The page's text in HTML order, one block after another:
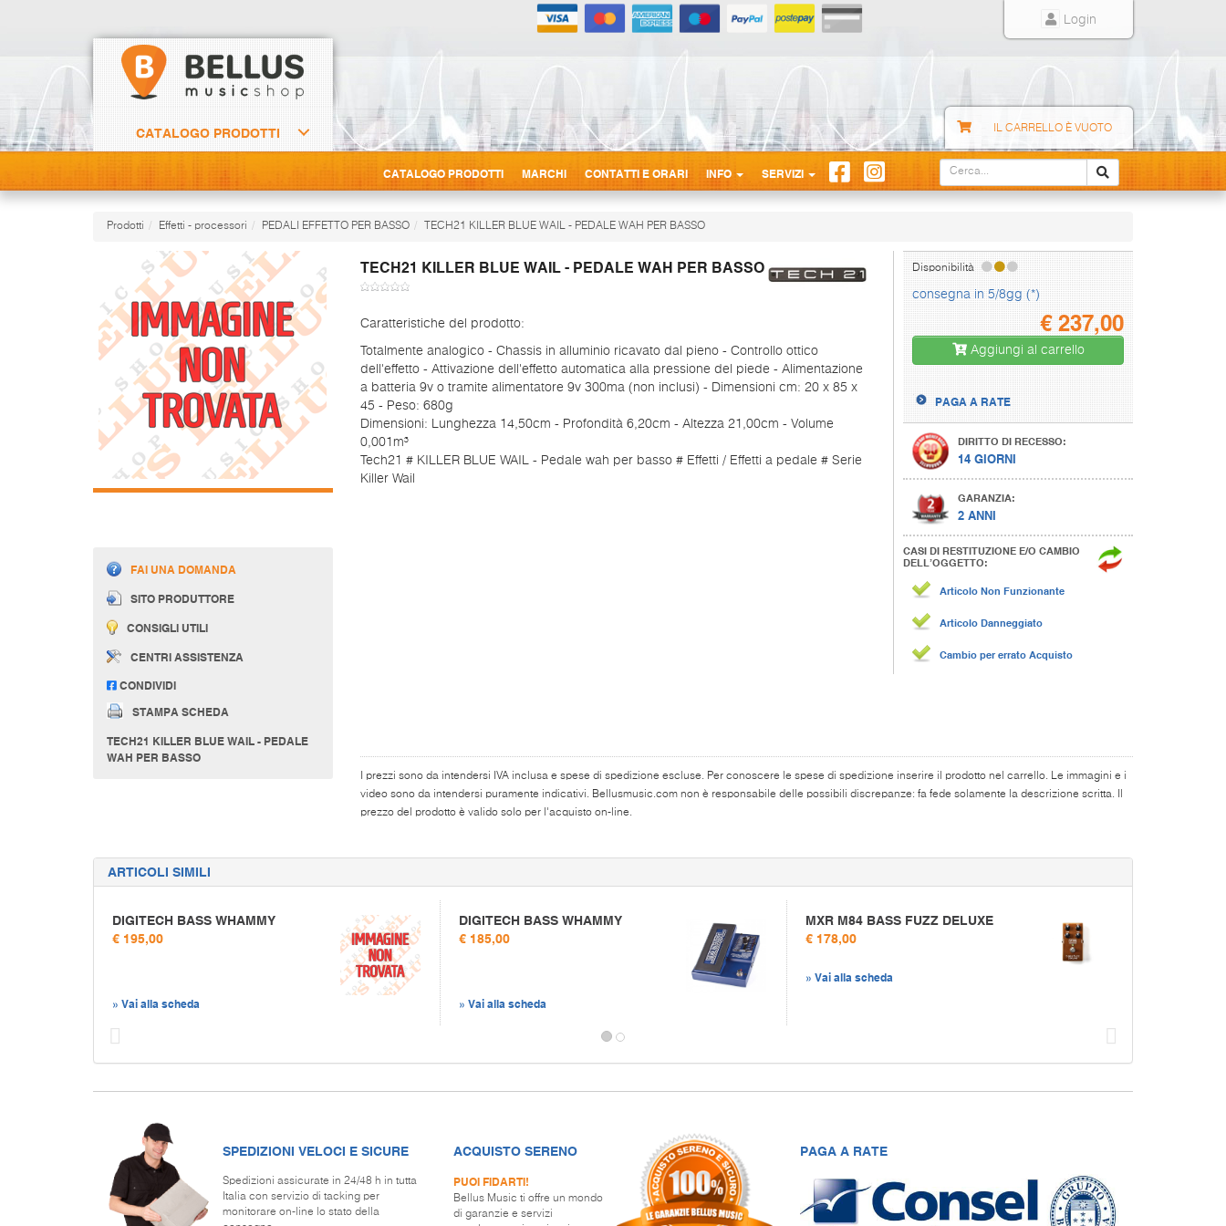
Login
CATALOGO PRODOTTI IL CARRELLO È VUOTO
CATALOGO PRODOTTI MARCHI CONTATTI E ORARI INFO SERVIZI
Prodotti Effetti - processori PEDALI EFFETTO PER BASSO TECH21 KILLER BLUE WAIL - PEDALE WAH PER BASSO
TECH21 KILLER BLUE WAIL - PEDALE WAH PER BASSO
FAI UNA DOMANDA
SITO PRODUTTORE
CONSIGLI UTILI
CENTRI ASSISTENZA
CONDIVIDI
STAMPA SCHEDA
TECH21 KILLER BLUE WAIL - PEDALE
WAH PER BASSO
Caratteristiche del prodotto:
Totalmente analogico - Chassis in alluminio ricavato dal pieno - Controllo ottico
dell'effetto - Attivazione dell'effetto automatica alla pressione del piede - Alimentazione
a batteria 9v o tramite alimentatore 9v 300ma (non inclusi) - Dimensioni cm: 20 x 85 x
45 - Peso: 680g
Dimensioni: Lunghezza 14,50cm - Profondità 6,20cm - Altezza 21,00cm - Volume
0,001m³
Tech21 # KILLER BLUE WAIL - Pedale wah per basso # Effetti / Effetti a pedale # Serie
Killer Wail
Disponibilità
consegna in 5/8gg (*)
€237,00
Aggiungi al carrello
PAGA A RATE
DIRITTO DI RECESSO:
14 GIORNI
GARANZIA:
2 ANNI
CASI DI RESTITUZIONE E/O CAMBIO
DELL’OGGETTO:
Articolo Non Funzionante
Articolo Danneggiato
Cambio per errato Acquisto
I prezzi sono da intendersi IVA inclusa e spese di spedizione escluse. Per conoscere le spese di spedizione inserire il prodotto nel carrello. Le immagini e i
video sono da intendersi puramente indicativi. Bellusmusic.com non è responsabile delle possibili discrepanze: fa fede solamente la descrizione scritta. Il
prezzo del prodotto è valido solo per l'acquisto on-line.
ARTICOLI SIMILI
DIGITECH BASS WHAMMY
€ 195,00
» Vai alla scheda
DIGITECH BASS WHAMMY
€ 185,00
» Vai alla scheda
MXR M84 BASS FUZZ DELUXE
€ 178,00
» Vai alla scheda
SPEDIZIONI VELOCI E SICURE
Spedizioni assicurate in 24/48 h in tutta
Italia con servizio di tacking per
monitorare on-line lo stato della
ACQUISTO SERENO
PUOI FIDARTI!
Bellus Music ti offre un mondo
di garanzie e servizi
PAGA A RATE